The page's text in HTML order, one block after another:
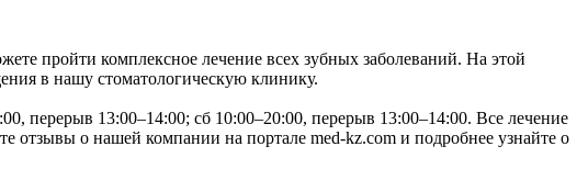
пройти комплексное лечение всех зубных заболеваний. На этой
в нашу стоматологическую клинику.
перерыв 13:00–14:00; сб 10:00–20:00, перерыв 13:00–14:00. Все лечение
о нашей компании на портале med-kz.com и подробнее узнайте о